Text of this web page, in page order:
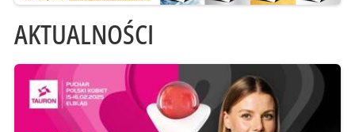
AKTUALNOŚCI